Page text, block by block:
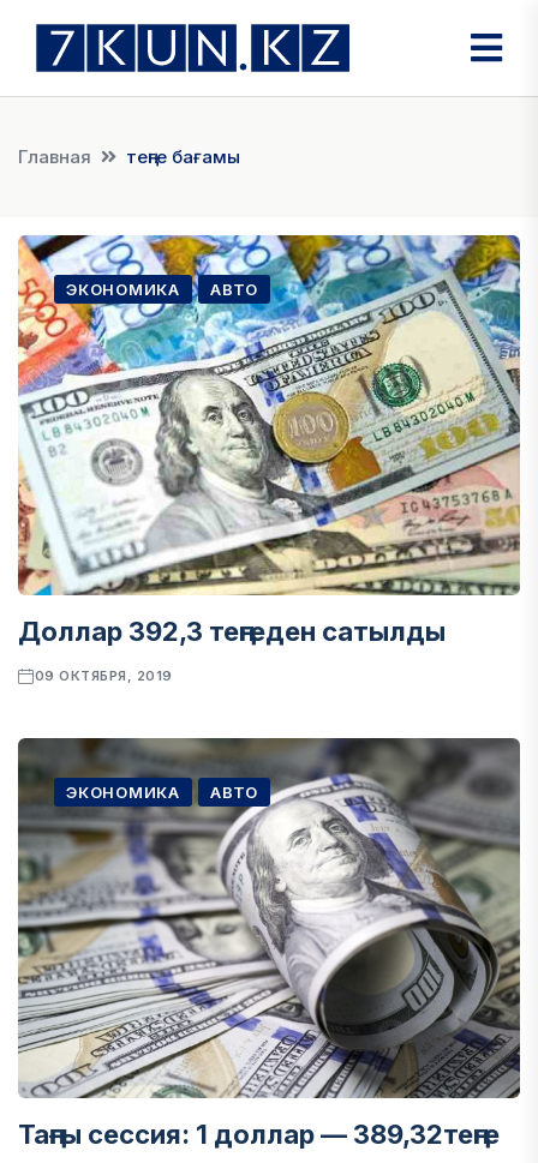
Главная теңге бағамы
ЭКОНОМИКА АВТО
Доллар 392,3 теңгеден сатылды
09 ОКТЯБРЯ, 2019
ЭКОНОМИКА АВТО
Таңғы сессия: 1 доллар — 389,32теңге